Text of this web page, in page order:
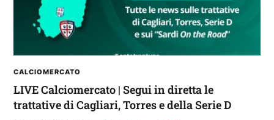
CALCIOMERCATO
LIVE Calciomercato | Segui in diretta le
trattative di Cagliari, Torres e della Serie D